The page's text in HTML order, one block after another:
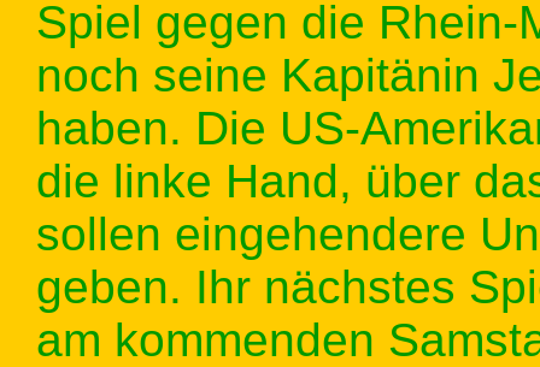
Spiel gegen die
noch seine Kapitänin
haben. Die US-
die linke Hand, über
sollen eingehendere
geben. Ihr nächstes
am kommenden